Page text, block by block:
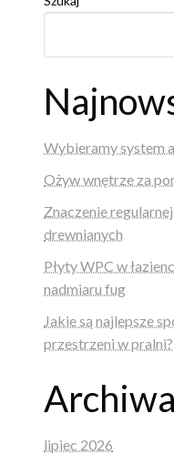
Wybieramy system
Ożyw wnętrze za
Znaczenie
drewnianych
Płyty WPC w
nadmiaru fug
Jakie są najlepsze
przestrzeni w pralni?
Archiwa
lipiec 2026